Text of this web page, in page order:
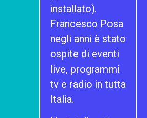
installato).
Francesco Posa
negli anni è stato
ospite di eventi
live, programmi
tv e radio in tutta
Italia.